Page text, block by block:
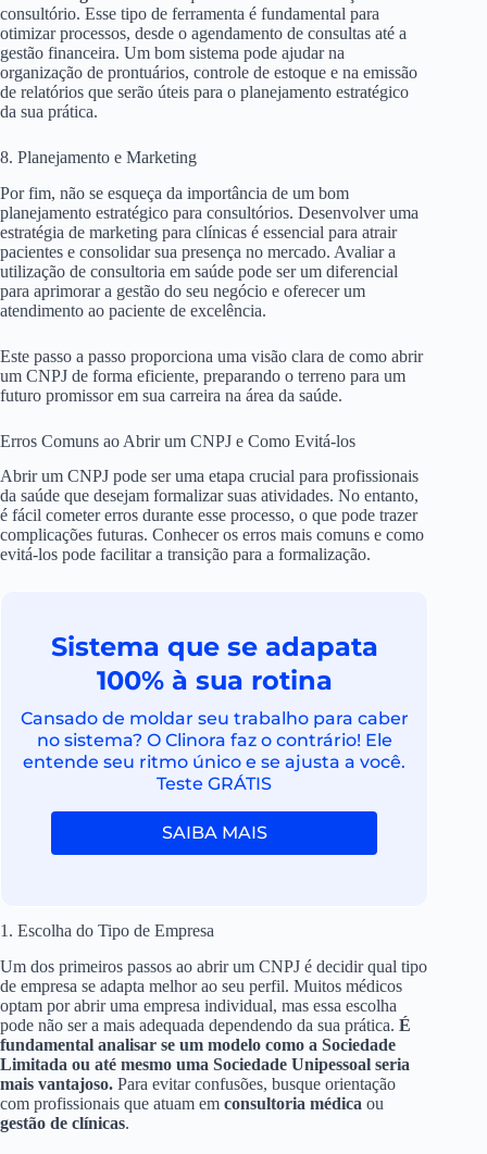
consultório. Esse tipo de ferramenta é fundamental para
otimizar processos, desde o agendamento de consultas até a
gestão financeira. Um bom sistema pode ajudar na
organização de prontuários, controle de estoque e na emissão
de relatórios que serão úteis para o planejamento estratégico
da sua prática.
8. Planejamento e Marketing
Por fim, não se esqueça da importância de um bom
planejamento estratégico para consultórios. Desenvolver uma
estratégia de marketing para clínicas é essencial para atrair
pacientes e consolidar sua presença no mercado. Avaliar a
utilização de consultoria em saúde pode ser um diferencial
para aprimorar a gestão do seu negócio e oferecer um
atendimento ao paciente de excelência.
Este passo a passo proporciona uma visão clara de como abrir
um CNPJ de forma eficiente, preparando o terreno para um
futuro promissor em sua carreira na área da saúde.
Erros Comuns ao Abrir um CNPJ e Como Evitá-los
Abrir um CNPJ pode ser uma etapa crucial para profissionais
da saúde que desejam formalizar suas atividades. No entanto,
é fácil cometer erros durante esse processo, o que pode trazer
complicações futuras. Conhecer os erros mais comuns e como
evitá-los pode facilitar a transição para a formalização.
Sistema que se adapata
100% à sua rotina
Cansado de moldar seu trabalho para caber
no sistema? O Clinora faz o contrário! Ele
entende seu ritmo único e se ajusta a você.
Teste GRÁTIS
SAIBA MAIS
1. Escolha do Tipo de Empresa
Um dos primeiros passos ao abrir um CNPJ é decidir qual tipo
de empresa se adapta melhor ao seu perfil. Muitos médicos
optam por abrir uma empresa individual, mas essa escolha
pode não ser a mais adequada dependendo da sua prática. É
fundamental analisar se um modelo como a Sociedade
Limitada ou até mesmo uma Sociedade Unipessoal seria
mais vantajoso. Para evitar confusões, busque orientação
com profissionais que atuam em consultoria médica ou
gestão de clínicas.